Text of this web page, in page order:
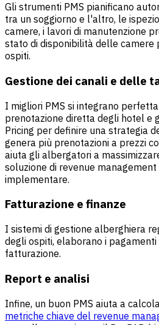
Gli strumenti PMS pianificano
tra un soggiorno e l'altro, le
camere, i lavori di manutenzione
stato di disponibilità delle camere
ospiti.
Gestione dei canali e delle
I migliori PMS si integrano
prenotazione diretta degli hotel e
Pricing per definire una strategia
genera più prenotazioni a prezzi
aiuta gli albergatori a
soluzione di revenue
implementare.
Fatturazione e finanze
I sistemi di gestione alberghiera
degli ospiti, elaborano i
fatturazione.
Report e analisi
Infine, un buon PMS aiuta a
metriche chiave del revenue